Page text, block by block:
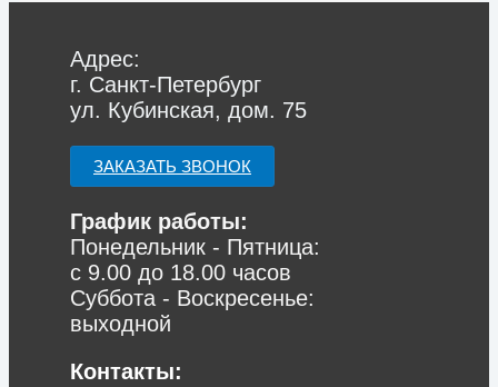
Адрес:
г. Санкт-Петербург
ул. Кубинская, дом. 75
ЗАКАЗАТЬ ЗВОНОК
График работы:
Понедельник - Пятница:
с 9.00 до 18.00 часов
Суббота - Воскресенье:
выходной
Контакты: